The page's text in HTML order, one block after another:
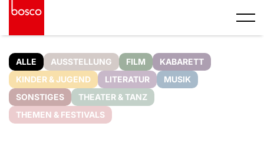
ALLE AUSSTELLUNG FILM
KABARETT
KINDER & JUGEND
LITERATUR
MUSIK
SONSTIGES
THEATER & TANZ
THEMEN & FESTIVALS